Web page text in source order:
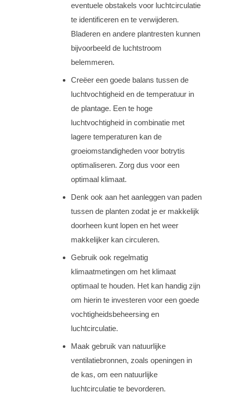
eventuele obstakels voor luchtcirculatie
te identificeren en te verwijderen.
Bladeren en andere plantresten kunnen
bijvoorbeeld de luchtstroom
belemmeren.
Creëer een goede balans tussen de
luchtvochtigheid en de temperatuur in
de plantage. Een te hoge
luchtvochtigheid in combinatie met
lagere temperaturen kan de
groeiomstandigheden voor botrytis
optimaliseren. Zorg dus voor een
optimaal klimaat.
Denk ook aan het aanleggen van paden
tussen de planten zodat je er makkelijk
doorheen kunt lopen en het weer
makkelijker kan circuleren.
Gebruik ook regelmatig
klimaatmetingen om het klimaat
optimaal te houden. Het kan handig zijn
om hierin te investeren voor een goede
vochtigheidsbeheersing en
luchtcirculatie.
Maak gebruik van natuurlijke
ventilatiebronnen, zoals openingen in
de kas, om een natuurlijke
luchtcirculatie te bevorderen.